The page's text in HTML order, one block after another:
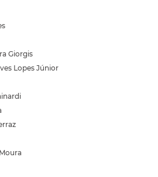
Giorgis
Lopes Júnior